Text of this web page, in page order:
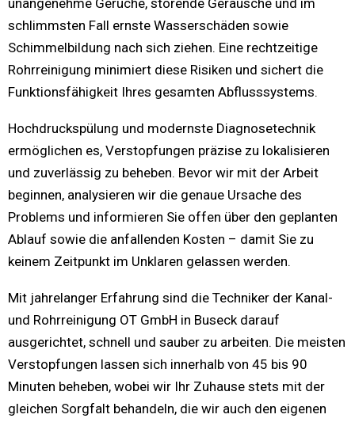
unangenehme Gerüche, störende Geräusche und im
schlimmsten Fall ernste Wasserschäden sowie
Schimmelbildung nach sich ziehen. Eine rechtzeitige
Rohrreinigung minimiert diese Risiken und sichert die
Funktionsfähigkeit Ihres gesamten Abflusssystems.
Hochdruckspülung und modernste Diagnosetechnik
ermöglichen es, Verstopfungen präzise zu lokalisieren
und zuverlässig zu beheben. Bevor wir mit der Arbeit
beginnen, analysieren wir die genaue Ursache des
Problems und informieren Sie offen über den geplanten
Ablauf sowie die anfallenden Kosten – damit Sie zu
keinem Zeitpunkt im Unklaren gelassen werden.
Mit jahrelanger Erfahrung sind die Techniker der Kanal-
und Rohrreinigung OT GmbH in Buseck darauf
ausgerichtet, schnell und sauber zu arbeiten. Die meisten
Verstopfungen lassen sich innerhalb von 45 bis 90
Minuten beheben, wobei wir Ihr Zuhause stets mit der
gleichen Sorgfalt behandeln, die wir auch den eigenen